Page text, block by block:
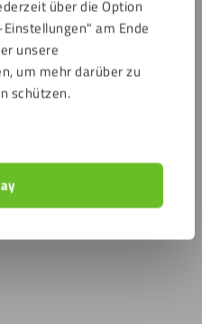
über die Option
am Ende
unsere
um mehr darüber zu
schützen.